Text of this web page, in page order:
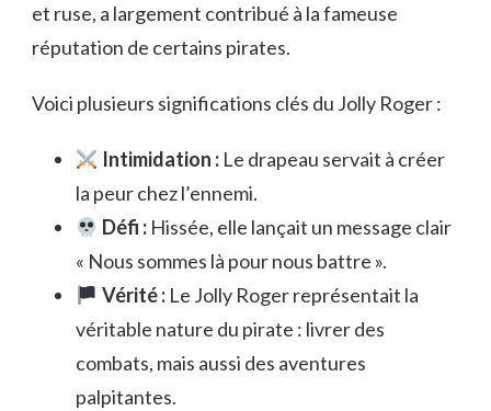
et ruse, a largement contribué à la fameuse
réputation de certains pirates.
Voici plusieurs significations clés du Jolly Roger :
Intimidation :Le drapeau servait à créer
la peur chez l’ennemi.
Défi :Hissée, elle lançait un message clair
« Nous sommes là pour nous battre ».
Vérité :Le Jolly Roger représentait la
véritable nature du pirate : livrer des
combats, mais aussi des aventures
palpitantes.